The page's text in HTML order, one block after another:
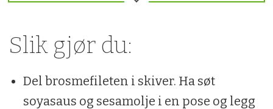
200 g sukkererter
Slik gjør du:
Del brosmefileten i skiver. Ha søt
soyasaus og sesamolje i en pose og legg